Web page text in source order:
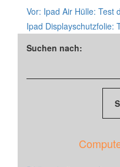
Vor: Ipad Air Hülle: Test
Ipad Displayschutzfolie:
Suchen nach: